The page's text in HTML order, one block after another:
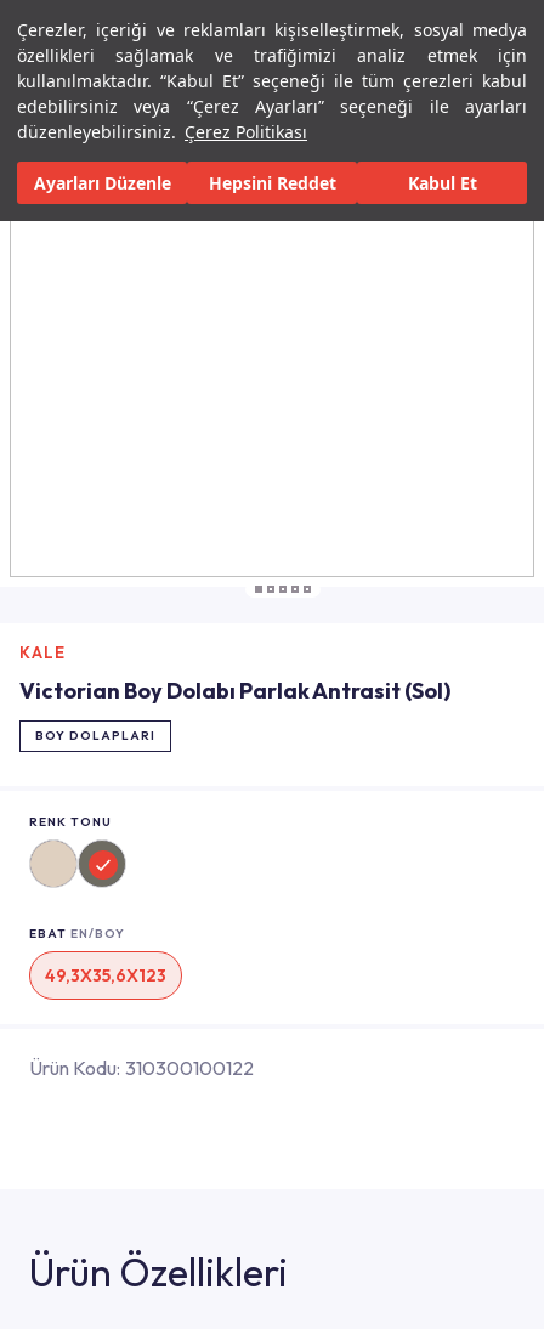
Çerezler, içeriği ve reklamları kişiselleştirmek, sosyal medya
özellikleri sağlamak ve trafiğimizi analiz etmek için
kullanılmaktadır. “Kabul Et” seçeneği ile tüm çerezleri kabul
edebilirsiniz veya “Çerez Ayarları” seçeneği ile ayarları
düzenleyebilirsiniz. Çerez Politikası
Ayarları Düzenle Hepsini Reddet Kabul Et
Menü Menü
Ana Sayfa Banyolar Banyo Mobilyaları Boy Dolapları
Tüm Görseller(5)
KALE
Victorian Boy Dolabı Parlak Antrasit (Sol)
BOY DOLAPLARI
RENK TONU
EBAT EN/BOY
49,3X35,6X123
Ürün Kodu: 310300100122
Ürün Özellikleri